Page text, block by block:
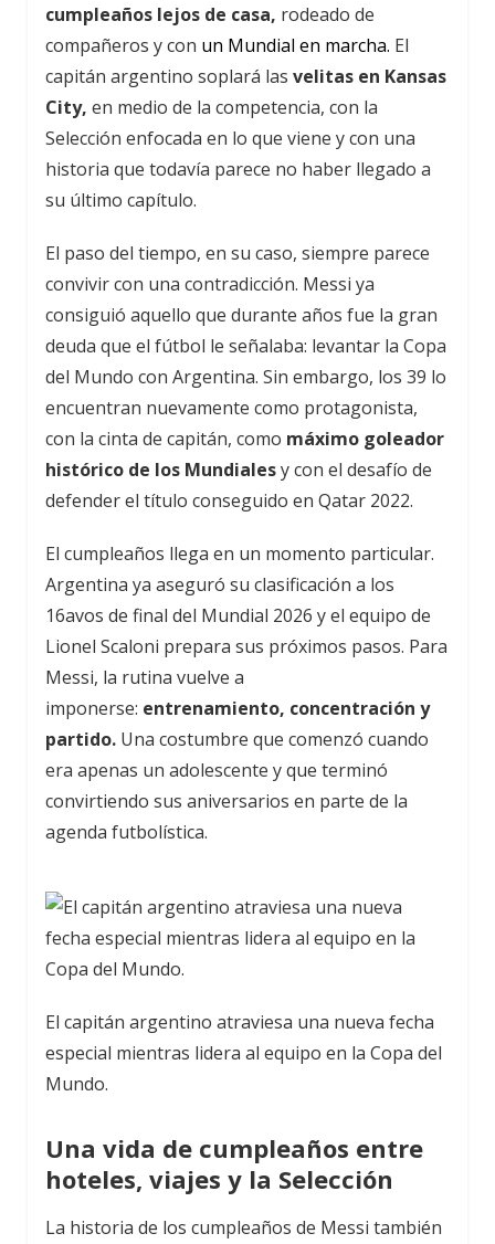
cumpleaños lejos de casa, rodeado de
compañeros y con un Mundial en marcha. El
capitán argentino soplará las velitas en Kansas
City, en medio de la competencia, con la
Selección enfocada en lo que viene y con una
historia que todavía parece no haber llegado a
su último capítulo.
El paso del tiempo, en su caso, siempre parece
convivir con una contradicción. Messi ya
consiguió aquello que durante años fue la gran
deuda que el fútbol le señalaba: levantar la Copa
del Mundo con Argentina. Sin embargo, los 39 lo
encuentran nuevamente como protagonista,
con la cinta de capitán, como máximo goleador
histórico de los Mundialesy con el desafío de
defender el título conseguido en Qatar 2022.
El cumpleaños llega en un momento particular.
Argentina ya aseguró su clasificación a los
16avos de final del Mundial 2026 y el equipo de
Lionel Scaloni prepara sus próximos pasos. Para
Messi, la rutina vuelve a
imponerse: entrenamiento, concentración y
partido. Una costumbre que comenzó cuando
era apenas un adolescente y que terminó
convirtiendo sus aniversarios en parte de la
agenda futbolística.
El capitán argentino atraviesa una nueva fecha
especial mientras lidera al equipo en la Copa del
Mundo.
Una vida de cumpleaños entre
hoteles, viajes y la Selección
La historia de los cumpleaños de Messi también